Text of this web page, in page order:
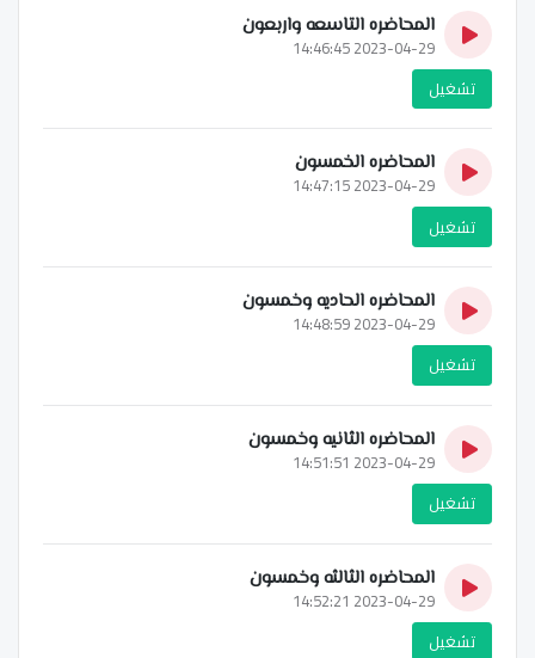
المحاضره التاسعه واربعون
2023-04-29 14:46:45
تشغيل
المحاضره الخمسون
2023-04-29 14:47:15
تشغيل
المحاضره الحاديه وخمسون
2023-04-29 14:48:59
تشغيل
المحاضره الثانيه وخمسون
2023-04-29 14:51:51
تشغيل
المحاضره الثالثه وخمسون
2023-04-29 14:52:21
تشغيل